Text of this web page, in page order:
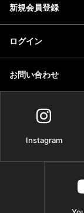
新規会員登録
ログイン
お問い合わせ
Instagram